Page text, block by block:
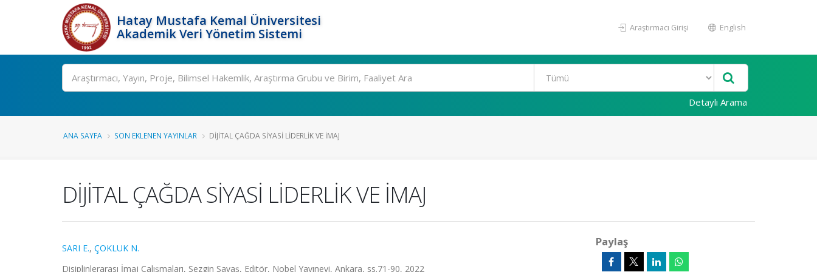
Hatay Mustafa Kemal Üniversitesi
Akademik Veri Yönetim Sistemi
Araştırmacı Girişi English
Ara
Detaylı Arama
ANA SAYFA SON EKLENEN YAYINLAR DİJİTAL ÇAĞDA SİYASİ LİDERLİK VE İMAJ
DİJİTAL ÇAĞDA SİYASİ LİDERLİK VE İMAJ
SARI E., ÇOKLUK N.
Disiplinlerarası İmaj Çalışmaları, Sezgin Savaş, Editör, Nobel Yayınevi, Ankara, ss.71-90, 2022
Paylaş